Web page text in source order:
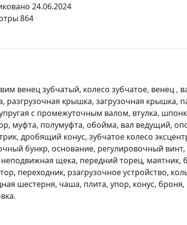
24.06.2024
864
венец зубчатый, колесо зубчатое, венец ,
разгрузочная крышка, загрузочная крышка,
с промежуточным валом, втулка,
муфта, полумуфта, обойма, вал ведущий,
дробящий конус, зубчатое колесо
бункр, основание, регулировочный
щека, передний торец, маятник,
переходник, рзагрузочное устройство,
шестерня, чаша, плита, упор, конус,